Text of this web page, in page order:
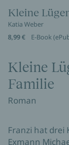
Kleine
Katia Weber
8,99 €
E-Book
Kleine
Familie
Roman
Franzi hat drei
Exmann